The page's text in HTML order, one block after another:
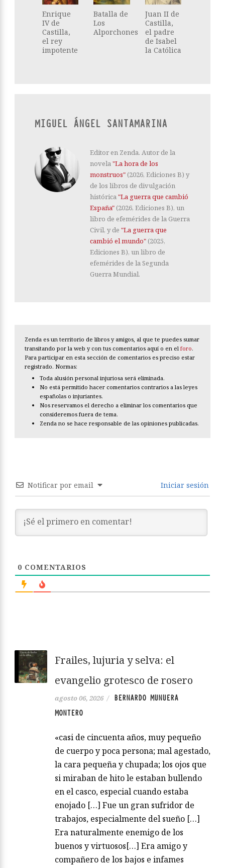
Enrique
IV de
Castilla,
el rey
impotente
Batalla de
Los
Alporchones
Juan II de
Castilla,
el padre
de Isabel
la Católica
MIGUEL ÁNGEL SANTAMARINA
Editor en Zenda. Autor de la
novela"La hora de los
monstruos" (2026, Ediciones B) y
de los libros de divulgación
histórica"La guerra que cambió
España" (2026, Ediciones B), un
libro de efemérides de la Guerra
Civil, y de "La guerra que
cambió el mundo" (2025,
Ediciones B), un libro de
efemérides de la Segunda
Guerra Mundial.
Zenda es un territorio de libros y amigos, al que te puedes sumar
transitando por la web y con tus comentarios aquí o en el foro.
Para participar en esta sección de comentarios es preciso estar
registrado. Normas:
Toda alusión personal injuriosa será eliminada.
No está permitido hacer comentarios contrarios a las leyes
españolas o injuriantes.
Nos reservamos el derecho a eliminar los comentarios que
consideremos fuera de tema.
Zenda no se hace responsable de las opiniones publicadas.
Notificar por email Iniciar sesión
0 COMENTARIOS
Frailes, lujuria y selva: el
evangelio grotesco de rosero
agosto 06, 2026 /
BERNARDO MUNUERA
MONTERO
«casi de cincuenta años, muy pequeño
de cuerpo y poca persona; mal agestado,
la cara pequeña y chupada; los ojos que
si miraban de hito le estaban bullendo
en el casco, especial cuando estaba
enojado […] Fue un gran sufridor de
trabajos, especialmente del sueño […]
Era naturalmente enemigo de los
buenos y virtuosos[…] Era amigo y
compañero de los bajos e infames